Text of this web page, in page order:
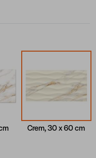
Crem, 30 x 60 cm